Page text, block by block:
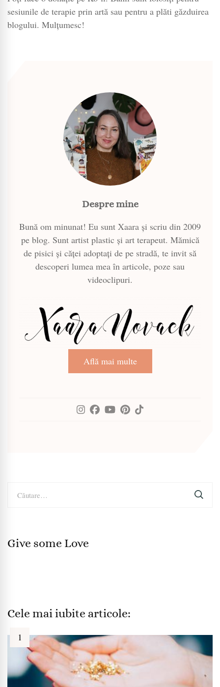
sesiunile de terapie prin artă sau pentru a plăti găzduirea
blogului. Mulțumesc!
Despre mine
Bună om minunat! Eu sunt Xaara și scriu din 2009
pe blog. Sunt artist plastic și art terapeut. Mămică
de pisici și căței adoptați de pe stradă, te invit să
descoperi lumea mea în articole, poze sau
videoclipuri.
Află mai multe
după:
Give some Love
Cele mai iubite articole: